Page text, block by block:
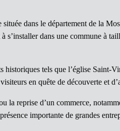
dans le département de la
dans une commune à
tels que l’église Saint-
en quête de découverte et
reprise d’un commerce,
importante de grandes